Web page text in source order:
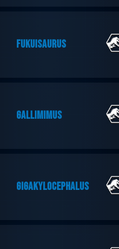
FUKUISAURUS
GALLIMIMUS
GIGAKYLOCEPHALUS